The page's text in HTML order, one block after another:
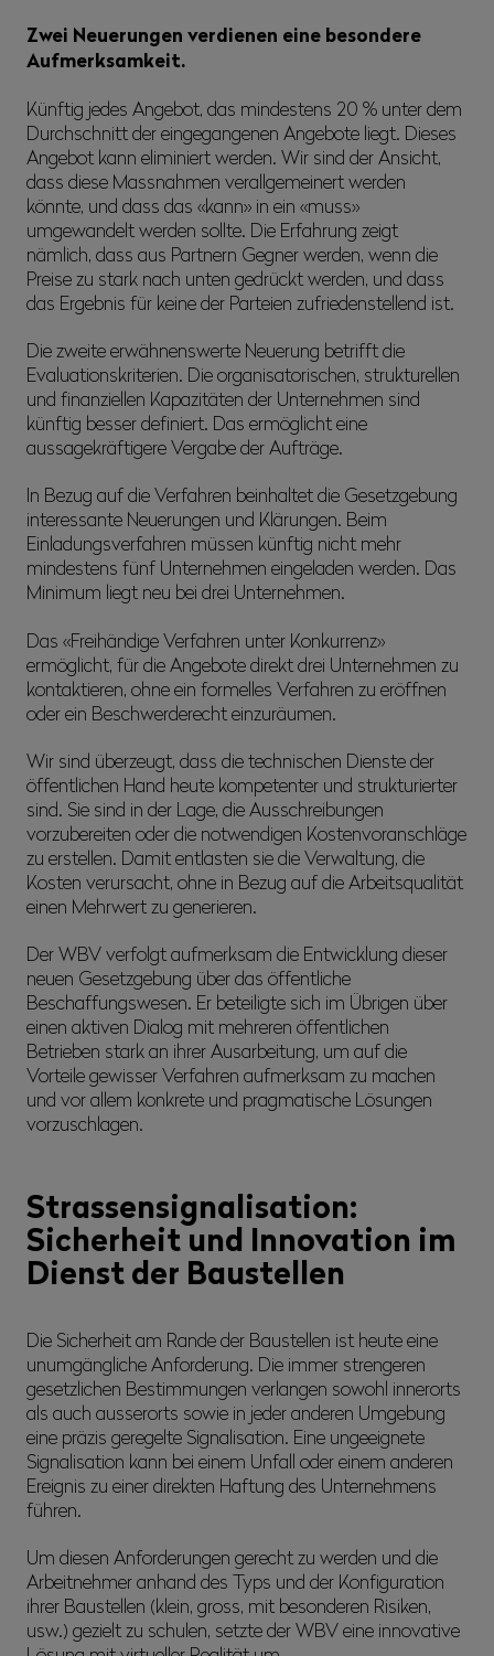
Zwei Neuerungen verdienen eine besondere
Aufmerksamkeit.
Künftig jedes Angebot, das mindestens 20 % unter dem
Durchschnitt der eingegangenen Angebote liegt. Dieses
Angebot kann eliminiert werden. Wir sind der Ansicht,
dass diese Massnahmen verallgemeinert werden
könnte, und dass das «kann» in ein «muss»
umgewandelt werden sollte. Die Erfahrung zeigt
nämlich, dass aus Partnern Gegner werden, wenn die
Preise zu stark nach unten gedrückt werden, und dass
das Ergebnis für keine der Parteien zufriedenstellend ist.
Die zweite erwähnenswerte Neuerung betrifft die
Evaluationskriterien. Die organisatorischen, strukturellen
und finanziellen Kapazitäten der Unternehmen sind
künftig besser definiert. Das ermöglicht eine
aussagekräftigere Vergabe der Aufträge.
In Bezug auf die Verfahren beinhaltet die Gesetzgebung
interessante Neuerungen und Klärungen. Beim
Einladungsverfahren müssen künftig nicht mehr
mindestens fünf Unternehmen eingeladen werden. Das
Minimum liegt neu bei drei Unternehmen.
Das «Freihändige Verfahren unter Konkurrenz»
ermöglicht, für die Angebote direkt drei Unternehmen zu
kontaktieren, ohne ein formelles Verfahren zu eröffnen
oder ein Beschwerderecht einzuräumen.
Wir sind überzeugt, dass die technischen Dienste der
öffentlichen Hand heute kompetenter und strukturierter
sind. Sie sind in der Lage, die Ausschreibungen
vorzubereiten oder die notwendigen Kostenvoranschläge
zu erstellen. Damit entlasten sie die Verwaltung, die
Kosten verursacht, ohne in Bezug auf die Arbeitsqualität
einen Mehrwert zu generieren.
Der WBV verfolgt aufmerksam die Entwicklung dieser
neuen Gesetzgebung über das öffentliche
Beschaffungswesen. Er beteiligte sich im Übrigen über
einen aktiven Dialog mit mehreren öffentlichen
Betrieben stark an ihrer Ausarbeitung, um auf die
Vorteile gewisser Verfahren aufmerksam zu machen
und vor allem konkrete und pragmatische Lösungen
vorzuschlagen.
Strassensignalisation:
Sicherheit und Innovation im
Dienst der Baustellen
Die Sicherheit am Rande der Baustellen ist heute eine
unumgängliche Anforderung. Die immer strengeren
gesetzlichen Bestimmungen verlangen sowohl innerorts
als auch ausserorts sowie in jeder anderen Umgebung
eine präzis geregelte Signalisation. Eine ungeeignete
Signalisation kann bei einem Unfall oder einem anderen
Ereignis zu einer direkten Haftung des Unternehmens
führen.
Um diesen Anforderungen gerecht zu werden und die
Arbeitnehmer anhand des Typs und der Konfiguration
ihrer Baustellen (klein, gross, mit besonderen Risiken,
usw.) gezielt zu schulen, setzte der WBV eine innovative